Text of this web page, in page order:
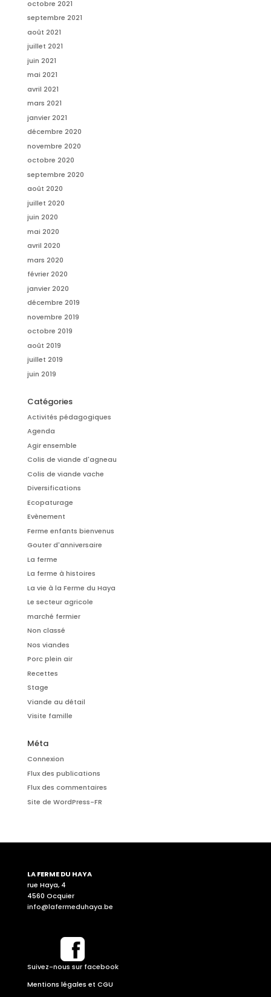
octobre 2021
septembre 2021
août 2021
juillet 2021
juin 2021
mai 2021
avril 2021
mars 2021
janvier 2021
décembre 2020
novembre 2020
octobre 2020
septembre 2020
août 2020
juillet 2020
juin 2020
mai 2020
avril 2020
mars 2020
février 2020
janvier 2020
décembre 2019
novembre 2019
octobre 2019
août 2019
juillet 2019
juin 2019
Catégories
Activités pédagogiques
Agenda
Agir ensemble
Colis de viande d'agneau
Colis de viande vache
Diversifications
Ecopaturage
Evènement
Ferme enfants bienvenus
Gouter d'anniversaire
La ferme
La ferme à histoires
La vie à la Ferme du Haya
Le secteur agricole
marché fermier
Non classé
Nos viandes
Porc plein air
Recettes
Stage
Viande au détail
Visite famille
Méta
Connexion
Flux des publications
Flux des commentaires
Site de WordPress-FR
LA FERME DU HAYA
rue Haya, 4
4560 Ocquier
info@lafermeduhaya.be
Suivez-nous sur facebook
Mentions légales et CGU